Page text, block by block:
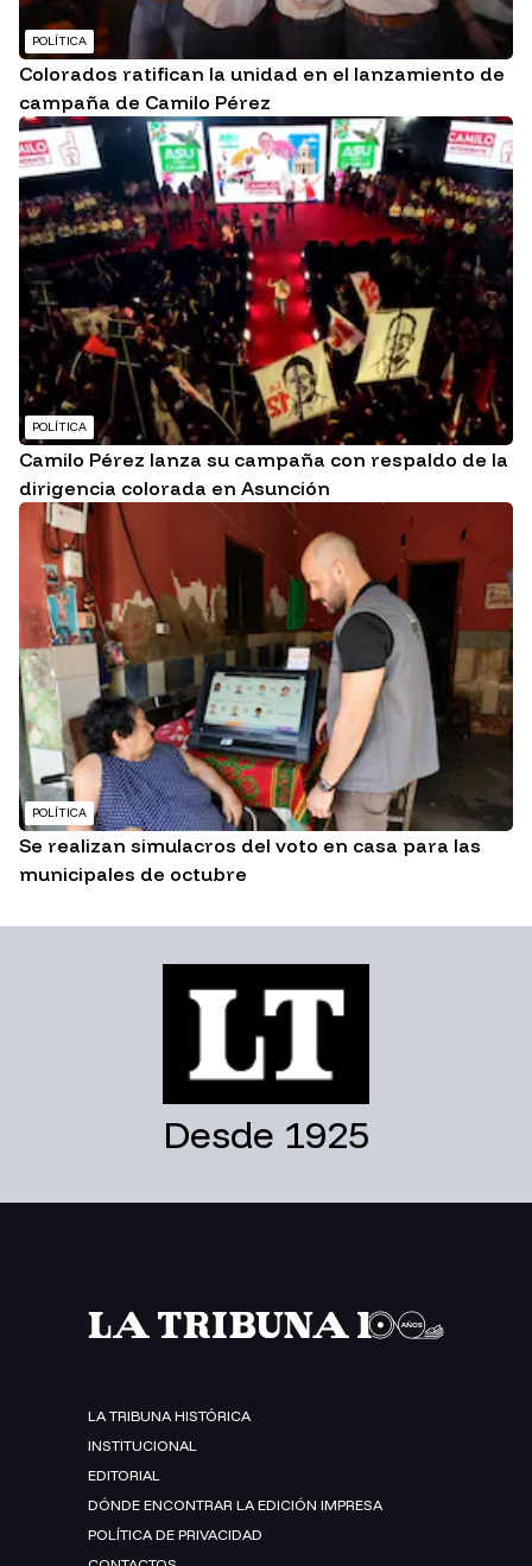
POLÍTICA
Colorados ratifican la unidad en el lanzamiento de
campaña de Camilo Pérez
POLÍTICA
Camilo Pérez lanza su campaña con respaldo de la
dirigencia colorada en Asunción
POLÍTICA
Se realizan simulacros del voto en casa para las
municipales de octubre
Desde 1925
LA TRIBUNA HISTÓRICA
INSTITUCIONAL
EDITORIAL
DÓNDE ENCONTRAR LA EDICIÓN IMPRESA
POLÍTICA DE PRIVACIDAD